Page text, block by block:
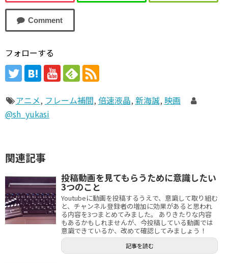
フォローする
アニメ, フレーム補間, 倍速液晶, 新海誠, 映画
@sh_yukasi
関連記事
投稿動画を見てもらうために意識したい
3つのこと
Youtubeに動画を投稿するうえで、意識して取り組む
と、チャンネル登録者の増加に効果があると思われ
る内容を3つまとめてみました。 ありきたりな内容
もあるかもしれませんが、今投稿している動画では
意識できているか、改めて確認してみましょう！
記事を読む